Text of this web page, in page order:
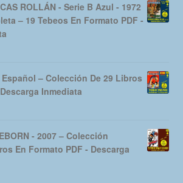
ROLLÁN - Serie B Azul - 1972
– 19 Tebeos En Formato PDF -
Español – Colección De 29 Libros
Inmediata
- 2007 – Colección
En Formato PDF - Descarga